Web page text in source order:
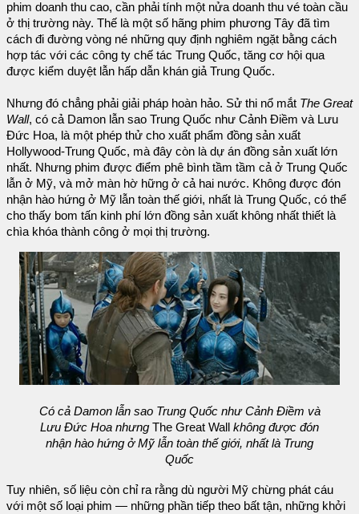
phim doanh thu cao, cần phải tính một nửa doanh thu vé toàn cầu
ở thị trường này. Thế là một số hãng phim phương Tây đã tìm
cách đi đường vòng né những quy định nghiêm ngặt bằng cách
hợp tác với các công ty chế tác Trung Quốc, tăng cơ hội qua
được kiểm duyệt lẫn hấp dẫn khán giả Trung Quốc.
Nhưng đó chẳng phải giải pháp hoàn hảo. Sử thi nổ mắt The Great
Wall, có cả Damon lẫn sao Trung Quốc như Cảnh Điềm và Lưu
Đức Hoa, là một phép thử cho xuất phẩm đồng sản xuất
Hollywood-Trung Quốc, mà đây còn là dự án đồng sản xuất lớn
nhất. Nhưng phim được điểm phê bình tầm tầm cả ở Trung Quốc
lẫn ở Mỹ, và mở màn hờ hững ở cả hai nước. Không được đón
nhận hào hứng ở Mỹ lẫn toàn thế giới, nhất là Trung Quốc, có thể
cho thấy bom tấn kinh phí lớn đồng sản xuất không nhất thiết là
chìa khóa thành công ở mọi thị trường.
Có cả Damon lẫn sao Trung Quốc như Cảnh Điềm và
Lưu Đức Hoa nhưng The Great Wall không được đón
nhận hào hứng ở Mỹ lẫn toàn thế giới, nhất là Trung
Quốc
Tuy nhiên, số liệu còn chỉ ra rằng dù người Mỹ chừng phát cáu
với một số loại phim — những phần tiếp theo bất tận, những khởi